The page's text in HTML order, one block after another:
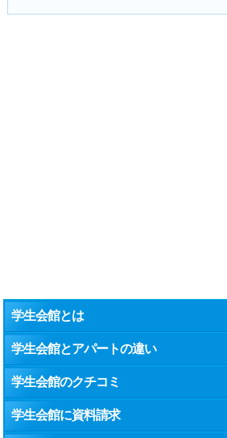
学生会館とは
学生会館とアパートの違い
学生会館のクチコミ
学生会館に資料請求